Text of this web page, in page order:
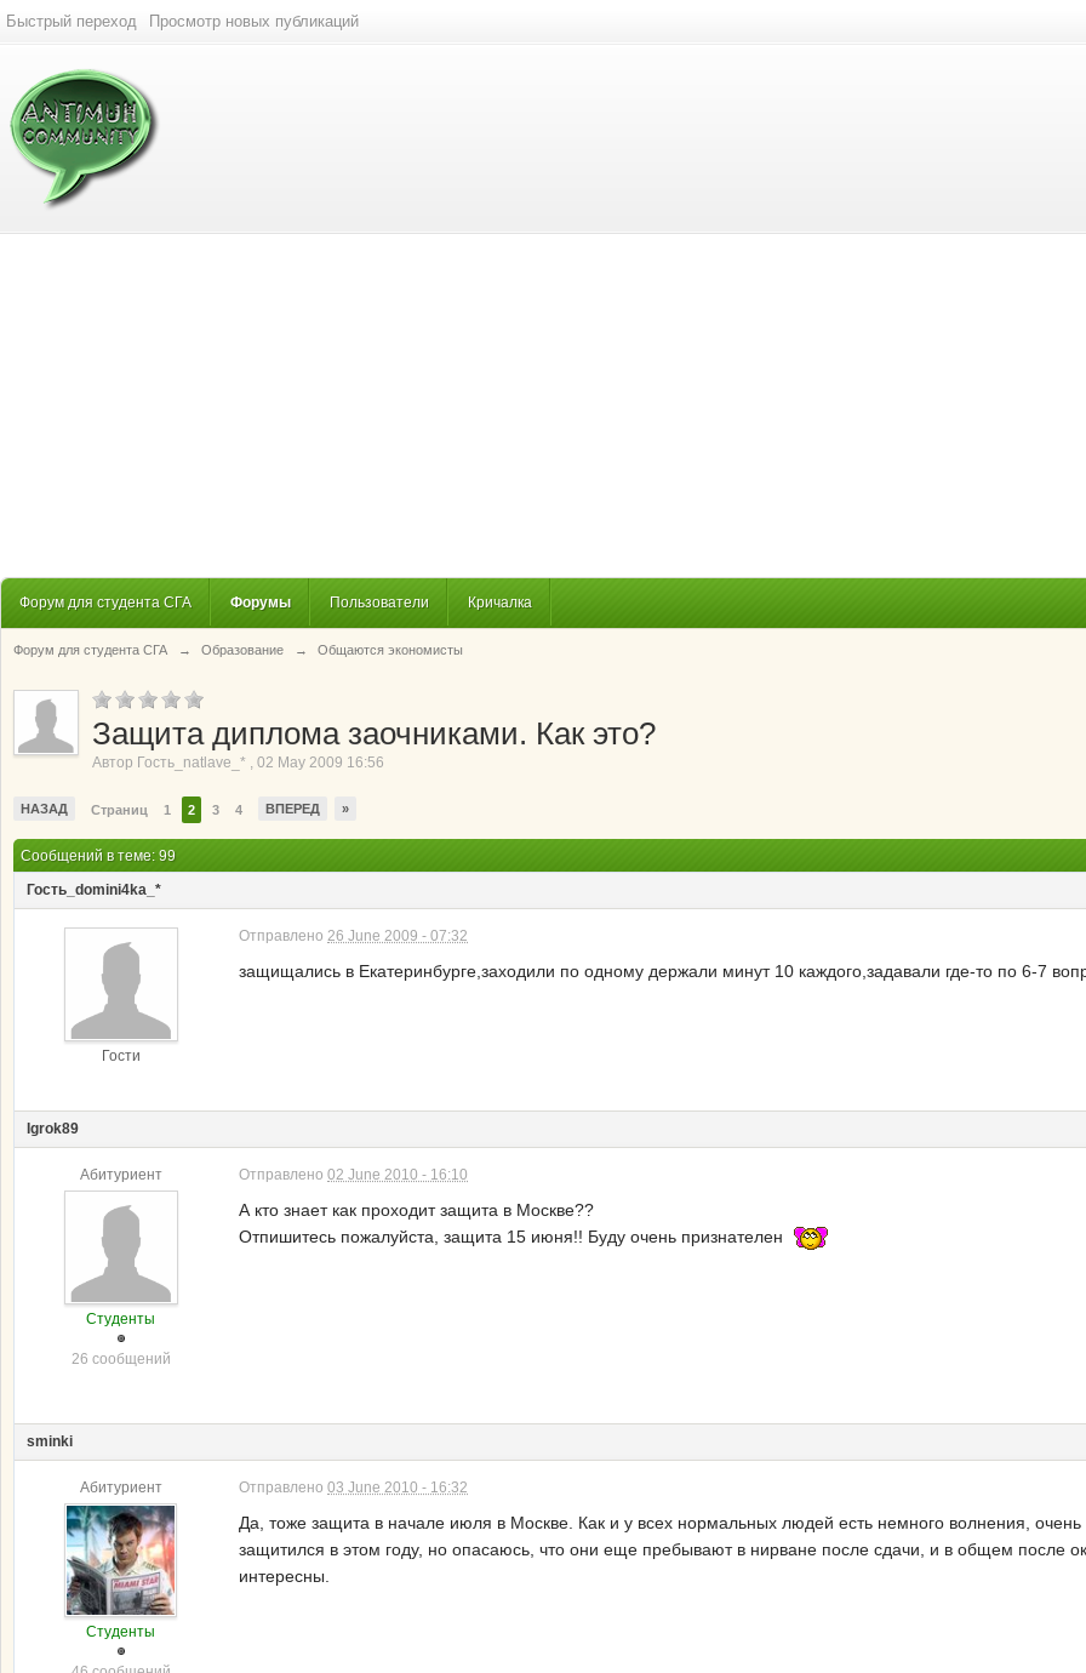
Быстрый переход Просмотр новых публикаций
Форум для студента СГА Форумы Пользователи Кричалка
Форум для студента СГА → Образование → Общаются экономисты
Защита диплома заочниками. Как это?
Автор Гость_natlave_* , 02 May 2009 16:56
НАЗАД Страниц 1 2 3 4 ВПЕРЕД »
Сообщений в теме: 99
Гость_domini4ka_*
Гости
Отправлено 26 June 2009 - 07:32
защищались в Екатеринбурге,заходили по одному держали минут 10 каждого,задавали где-то по 6-7
Igrok89
Абитуриент
Студенты
26 сообщений
Отправлено 02 June 2010 - 16:10
А кто знает как проходит защита в Москве??
Отпишитесь пожалуйста, защита 15 июня!! Буду очень признателен
sminki
Абитуриент
Студенты
Отправлено 03 June 2010 - 16:32
Да, тоже защита в начале июля в Москве. Как и у всех нормальных людей есть немного волнения,
защитился в этом году, но опасаюсь, что они еще пребывают в нирване после сдачи, и в общем после
интересны.